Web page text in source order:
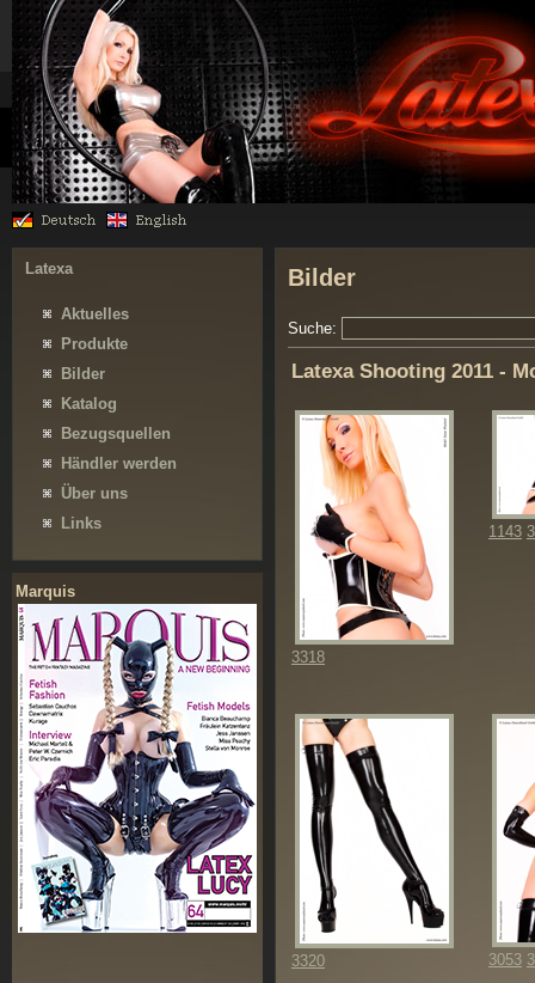
Latexa
Aktuelles
Produkte
Bilder
Katalog
Bezugsquellen
Händler werden
Über uns
Links
Marquis
Bilder
Suche:
Latexa Shooting 2011 -
3318
1143
3320 3053